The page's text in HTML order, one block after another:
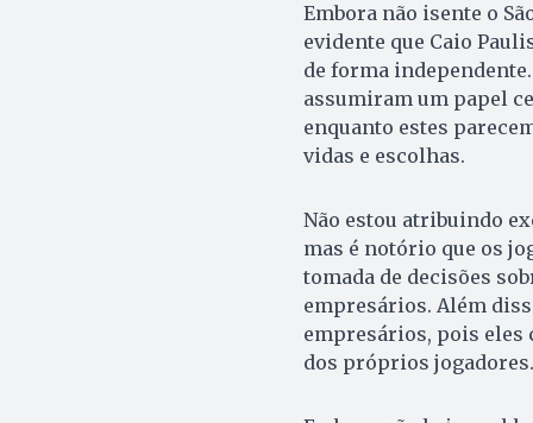
Embora não isente o
evidente que Caio
de forma
assumiram um papel
enquanto estes
vidas e escolhas.
Não estou atribuindo
mas é notório que os
tomada de decisões
empresários. Além
empresários, pois eles
dos próprios jogadores.